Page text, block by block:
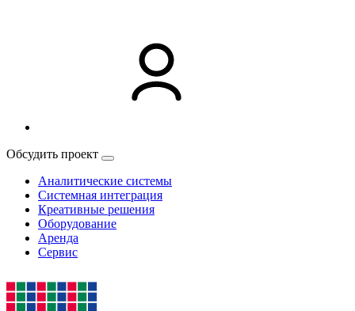
Обсудить проект
Аналитические системы
Системная интеграция
Креативные решения
Оборудование
Аренда
Сервис